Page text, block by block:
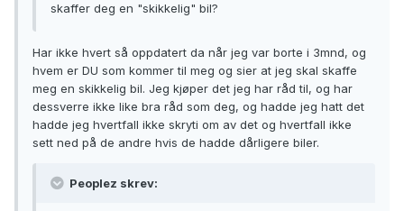
skaffer deg en "skikkelig" bil?
Har ikke hvert så oppdatert da når jeg var borte i 3mnd, og
hvem er DU som kommer til meg og sier at jeg skal skaffe
meg en skikkelig bil. Jeg kjøper det jeg har råd til, og har
dessverre ikke like bra råd som deg, og hadde jeg hatt det
hadde jeg hvertfall ikke skryti om av det og hvertfall ikke
sett ned på de andre hvis de hadde dårligere biler.
Peoplez skrev: